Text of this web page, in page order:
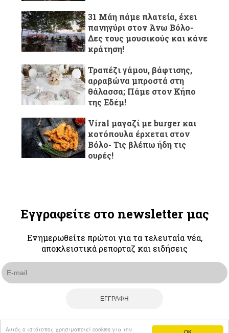
Αυτός ο ιστότοπος χρησιμοποιεί cookies για την
31 Μάη πάμε πλατεία, έχει
πανηγύρι στον Άνω Βόλο-
Δες τους μουσικούς και κάνε
κράτηση!
Τραπέζι γάμου, βάφτισης,
αρραβώνα μπροστά στη
θάλασσα; Πάμε στον Κήπο
της Εδέμ!
Viral μαγαζί με burger και
κοτόπουλα έρχεται στον
Βόλο- Τις βλέπω ήδη τις
ουρές!
Εγγραφείτε στο newsletter μας
Ενημερωθείτε πρώτοι για τα τελευταία νέα,
αποκλειστικά ρεπορταζ και ειδήσεις